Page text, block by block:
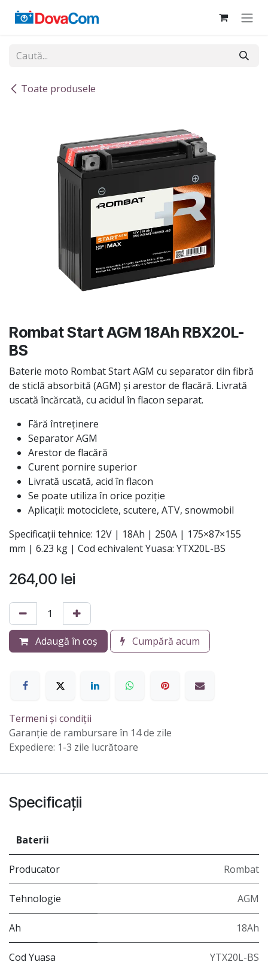
Toate produsele
Rombat Start AGM 18Ah RBX20L-
BS
Baterie moto Rombat Start AGM cu separator din fibră
de sticlă absorbită (AGM) și arestor de flacără. Livrată
uscată încărcată, cu acidul în flacon separat.
Fără întreținere
Separator AGM
Arestor de flacără
Curent pornire superior
Livrată uscată, acid în flacon
Se poate utiliza în orice poziție
Aplicații: motociclete, scutere, ATV, snowmobil
Specificații tehnice: 12V | 18Ah | 250A | 175×87×155
mm | 6.23 kg | Cod echivalent Yuasa: YTX20L-BS
264,00 lei
Adaugă în coș Cumpără acum
Termeni și condiții
Garanție de rambursare în 14 de zile
Expediere: 1-3 zile lucrătoare
Specificații
Baterii
Producator Rombat
Tehnologie AGM
Ah 18Ah
Cod Yuasa YTX20L-BS